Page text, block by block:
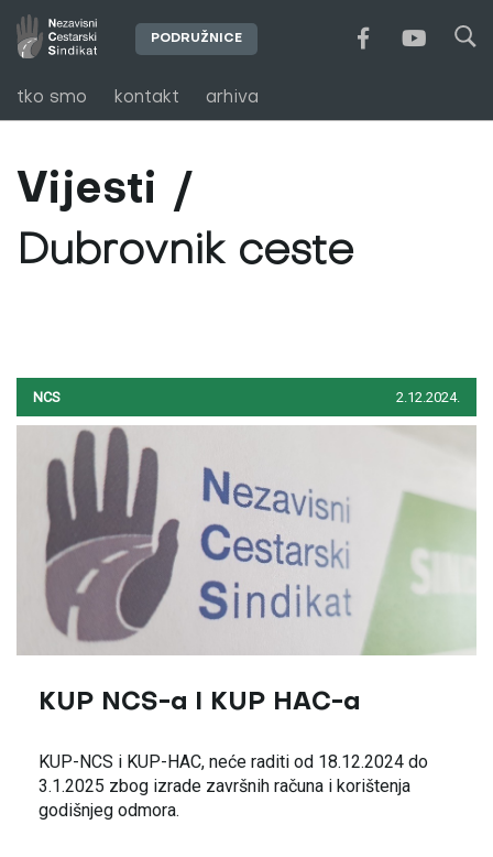
tko smo kontakt arhiva
PODRUŽNICE
Vijesti
Dubrovnik ceste
NCS 2.12.2024.
KUP NCS-a I KUP HAC-a
KUP-NCS i KUP-HAC, neće raditi od 18.12.2024 do
3.1.2025 zbog izrade završnih računa i korištenja
godišnjeg odmora.